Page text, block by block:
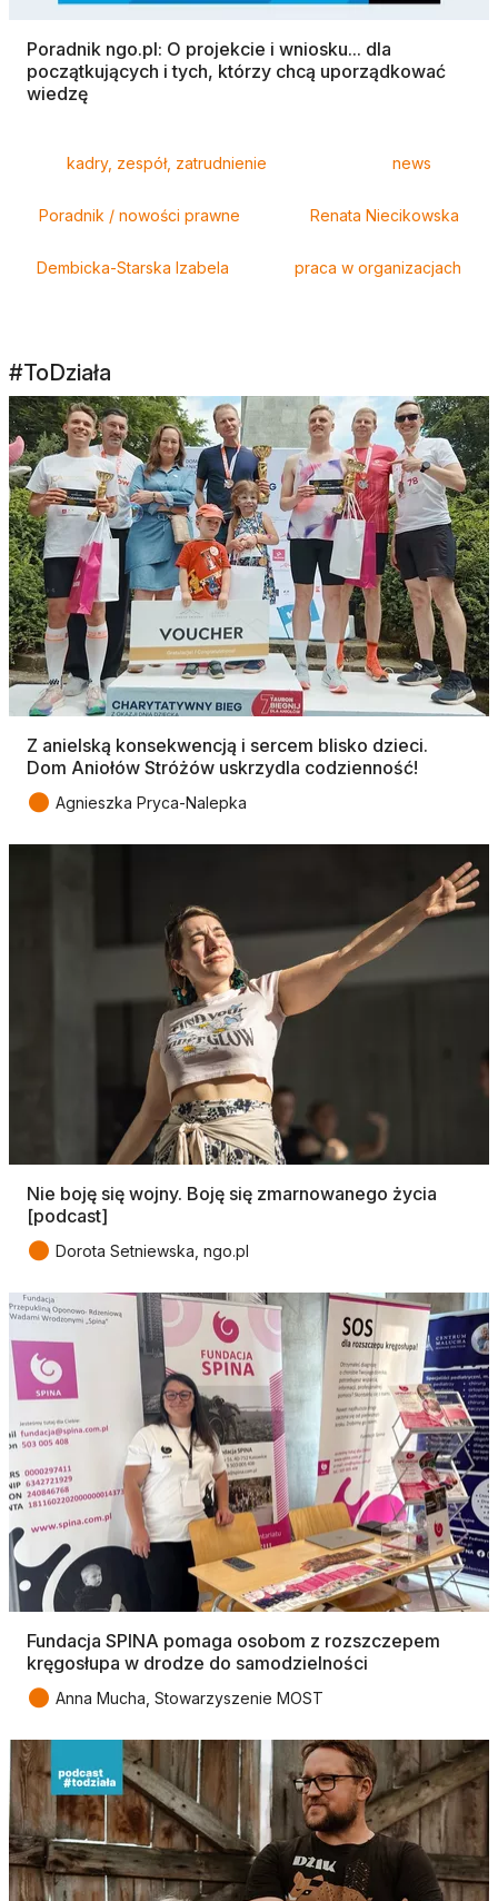
Poradnik ngo.pl: O projekcie i wniosku... dla
początkujących i tych, którzy chcą uporządkować
wiedzę
kadry, zespół, zatrudnienie news
Poradnik / nowości prawne Renata Niecikowska
Dembicka-Starska Izabela praca w organizacjach
#ToDziała
Z anielską konsekwencją i sercem blisko dzieci.
Dom Aniołów Stróżów uskrzydla codzienność!
● Agnieszka Pryca-Nalepka
Nie boję się wojny. Boję się zmarnowanego życia
[podcast]
● Dorota Setniewska, ngo.pl
Fundacja SPINA pomaga osobom z rozszczepem
kręgosłupa w drodze do samodzielności
● Anna Mucha, Stowarzyszenie MOST